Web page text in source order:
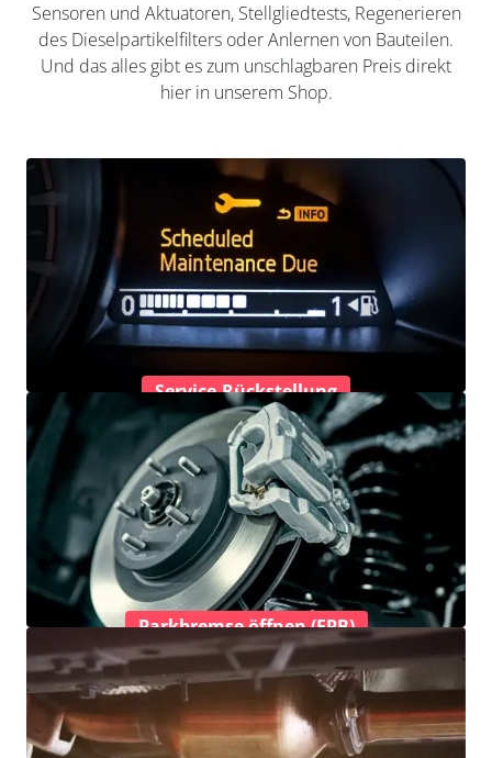
Sensoren und Aktuatoren, Stellgliedtests, Regenerieren
des Dieselpartikelfilters oder Anlernen von Bauteilen.
Und das alles gibt es zum unschlagbaren Preis direkt
hier in unserem Shop.
Service-Rückstellung
Parkbremse öffnen (EPB)